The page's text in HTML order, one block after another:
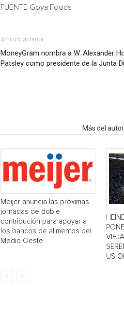
FUENTE Goya Foods
Artículo anterior
MoneyGram nombra a W. Alexander
Patsley como presidente de la Junta
Más del autor
Meijer anuncia las próximas
jornadas de doble
contribución para apoyar a
los bancos de alimentos del
Medio Oeste
US